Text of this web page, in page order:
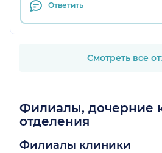
Ответить
Смотреть все
Филиалы, дочерние
отделения
Филиалы клиники